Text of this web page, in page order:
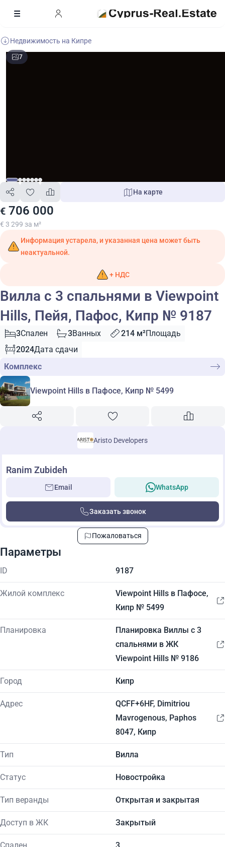
Недвижимость на Кипре
7
€ 706 000
€ 3 299 за м²
На карте
Информация устарела, и указанная цена может быть
неактуальной.
+ НДС
Вилла с 3 спальнями в Viewpoint
Hills, Пейя, Пафос, Кипр № 9187
3Спален 3Ванных 214 м²Площадь
2024Дата сдачи
Комплекс
Viewpoint Hills в Пафосе, Кипр № 5499
Aristo Developers
Ranim Zubideh
Email WhatsApp
Заказать звонок
Пожаловаться
Параметры
ID 9187
Жилой комплекс
Viewpoint Hills в Пафосе,
Кипр № 5499
Планировка
Планировка Виллы с 3
спальнями в ЖК
Viewpoint Hills № 9186
Город Кипр
Адрес
QCFF+6HF, Dimitriou
Mavrogenous, Paphos
8047, Кипр
Тип Вилла
Статус Новостройка
Тип веранды Открытая и закрытая
Доступ в ЖК Закрытый